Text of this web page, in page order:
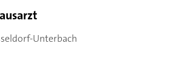
Unterbach